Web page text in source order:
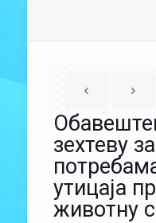
зехтеву
утицаја
животну